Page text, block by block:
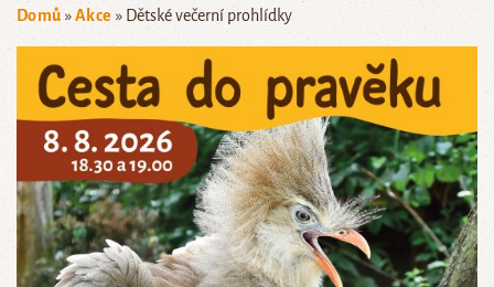
Domů »Akce » Dětské večerní prohlídky